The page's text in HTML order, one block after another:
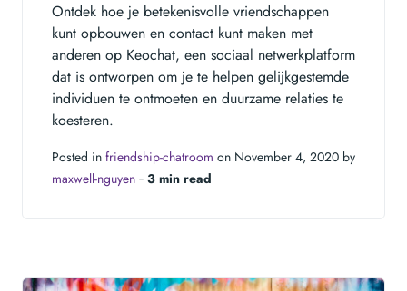
Ontdek hoe je betekenisvolle vriendschappen
kunt opbouwen en contact kunt maken met
anderen op Keochat, een sociaal netwerkplatform
dat is ontworpen om je te helpen gelijkgestemde
individuen te ontmoeten en duurzame relaties te
koesteren.
Posted in friendship-chatroom on November 4, 2020 by
maxwell-nguyen ‐ 3 min read